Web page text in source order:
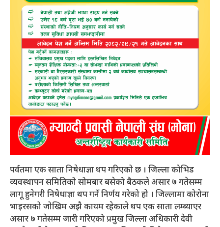
पर्वतमा एक साता निषेधाज्ञा थप गरिएको छ । जिल्ला कोभिड
व्यवस्थापन समितिको सोमबार बसेको बैठकले असार ७ गतेसम्म
लागू हुनेगरी निषेधाज्ञा थप गर्ने निर्णय गरेको हो । जिल्लामा कोरोना
भाइरसको जोखिम अझै कायम रहेकाले थप एक साता लम्ब्याएर
असार ७ गतेसम्म जारी गरिएको प्रमुख जिल्ला अधिकारी देवी